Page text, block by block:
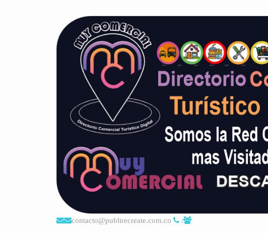
contacto@publirecreate.com.co :